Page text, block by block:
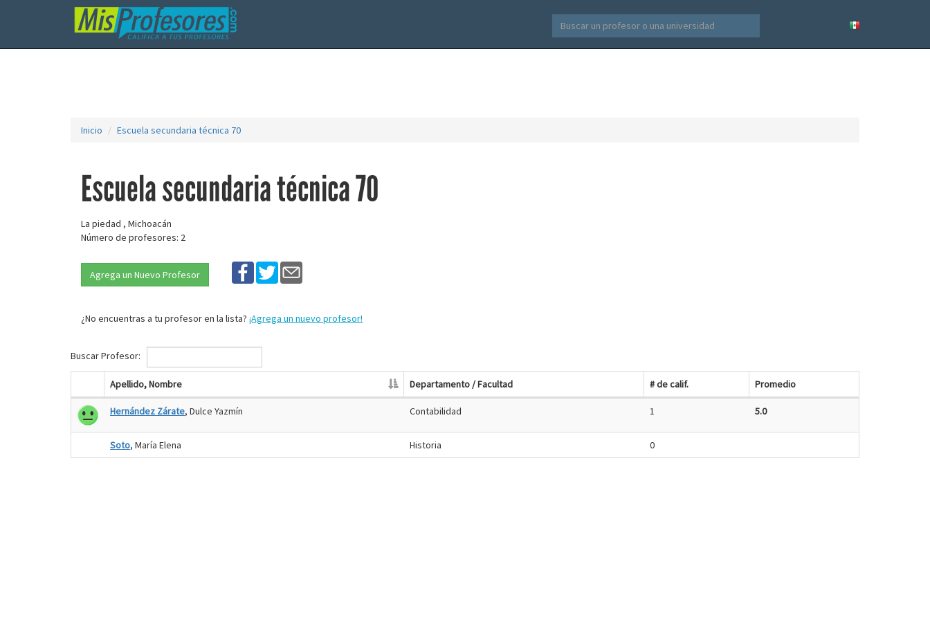
Inicio Escuela secundaria técnica 70
Escuela secundaria técnica 70
La piedad , Michoacán
Número de profesores: 2
Agrega un Nuevo Profesor
¿No encuentras a tu profesor en la lista? ¡Agrega un nuevo profesor!
Buscar Profesor:
Apellido, Nombre Departamento / Facultad # de calif. Promedio
Hernández Zárate, Dulce Yazmín Contabilidad 1 5.0
Soto, María Elena Historia 0